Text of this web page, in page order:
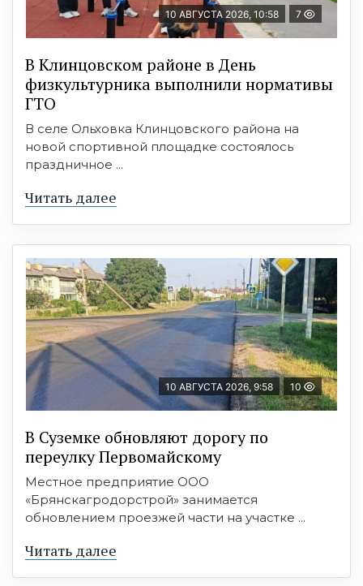
10 АВГУСТА 2026, 10:58 7
В Клинцовском районе в День
физкультурника выполнили нормативы
ГТО
В селе Ольховка Клинцовского района на
новой спортивной площадке состоялось
праздничное ...
Читать далее
10 АВГУСТА 2026, 9:58 10
В Суземке обновляют дорогу по
переулку Первомайскому
Местное предприятие ООО
«Брянскагродорстрой» занимается
обновлением проезжей части на участке ...
Читать далее